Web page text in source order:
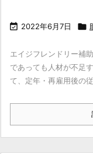
 2022年6月7日 
エイジフレンドリー補
であっても人材が不足
て、定年・再雇用後の